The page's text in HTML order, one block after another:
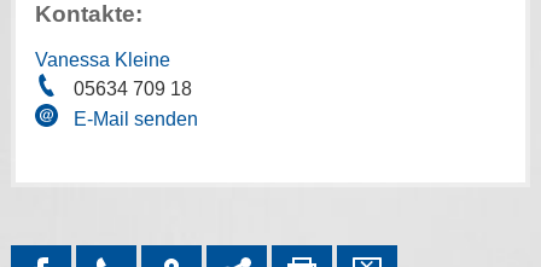
Kontakte:
Vanessa Kleine
05634 709 18
E-Mail senden